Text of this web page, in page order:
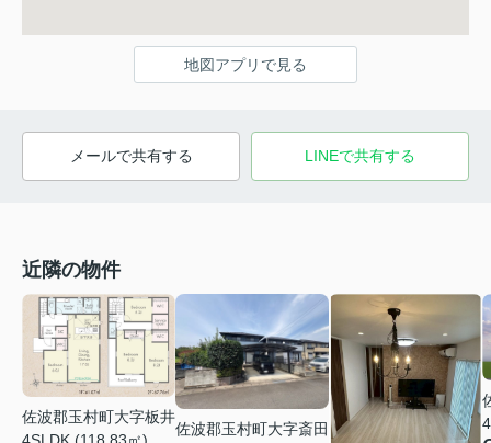
地図アプリで見る
メールで共有する LINEで共有する
近隣の物件
佐波郡玉村町大字板井
4SLDK (118.83㎡)
佐波郡玉村町大字斎田